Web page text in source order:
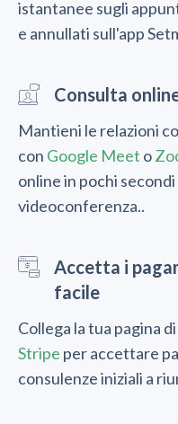
istantanee sugli
e annullati sull'app
Consulta
Mantieni le relazioni
con Google Meet o
online in pochi
videoconferenza..
Accetta i
facile
Collega la tua pagina
Stripe per accettare
consulenze iniziali a